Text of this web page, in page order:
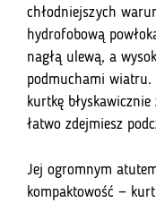
chłodniejszych
hydrofobową
nagłą ulewą, a
podmuchami wiatru.
kurtkę
łatwo zdejmiesz
Jej ogromnym
kompaktowość —